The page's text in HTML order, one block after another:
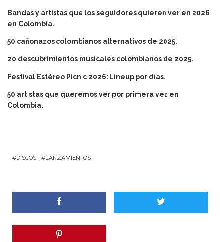
Bandas y artistas que los seguidores quieren ver en 2026
en Colombia.
50 cañonazos colombianos alternativos de 2025.
20 descubrimientos musicales colombianos de 2025.
Festival Estéreo Picnic 2026: Lineup por días.
50 artistas que queremos ver por primera vez en
Colombia.
DISCOS LANZAMIENTOS